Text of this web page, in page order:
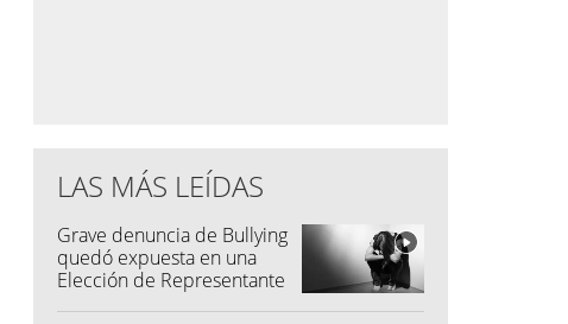
LAS MÁS LEÍDAS
Grave denuncia de Bullying
quedó expuesta en una
Elección de Representante